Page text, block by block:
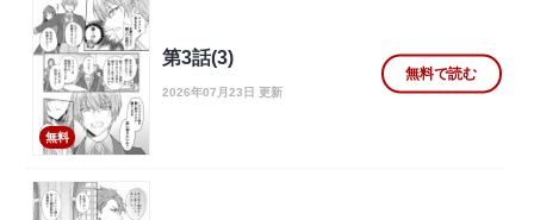
無料
第3話(3)
2026年07月23日 更新
無料で読む